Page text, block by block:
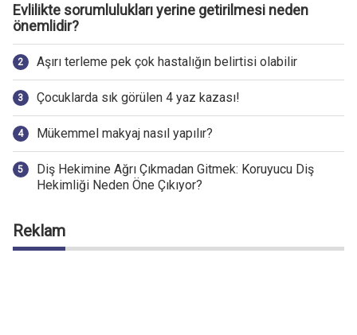
Evlilikte sorumlulukları yerine getirilmesi neden
önemlidir?
Aşırı terleme pek çok hastalığın belirtisi olabilir
Çocuklarda sık görülen 4 yaz kazası!
Mükemmel makyaj nasıl yapılır?
Diş Hekimine Ağrı Çıkmadan Gitmek: Koruyucu Diş
Hekimliği Neden Öne Çıkıyor?
Reklam